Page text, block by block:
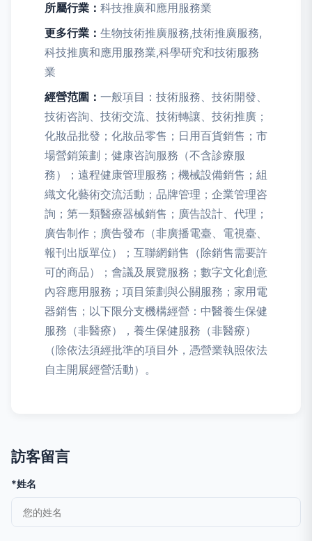
所屬行業： 科技推廣和應用服務業
更多行業： 生物技術推廣服務,技術推廣服務,
科技推廣和應用服務業,科學研究和技術服務
業
經營范圍： 一般項目：技術服務、技術開發、
技術咨詢、技術交流、技術轉讓、技術推廣；
化妝品批發；化妝品零售；日用百貨銷售；市
場營銷策劃；健康咨詢服務（不含診療服
務）；遠程健康管理服務；機械設備銷售；組
織文化藝術交流活動；品牌管理；企業管理咨
詢；第一類醫療器械銷售；廣告設計、代理；
廣告制作；廣告發布（非廣播電臺、電視臺、
報刊出版單位）；互聯網銷售（除銷售需要許
可的商品）；會議及展覽服務；數字文化創意
內容應用服務；項目策劃與公關服務；家用電
器銷售；以下限分支機構經營：中醫養生保健
服務（非醫療），養生保健服務（非醫療）
（除依法須經批準的項目外，憑營業執照依法
自主開展經營活動）。
訪客留言
*姓名